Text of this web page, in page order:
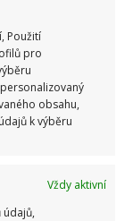
Použití
pro
obsahu,
k výběru
Vždy aktivní
údajů,
vlastnosti.
postřikem z
ale zabrání